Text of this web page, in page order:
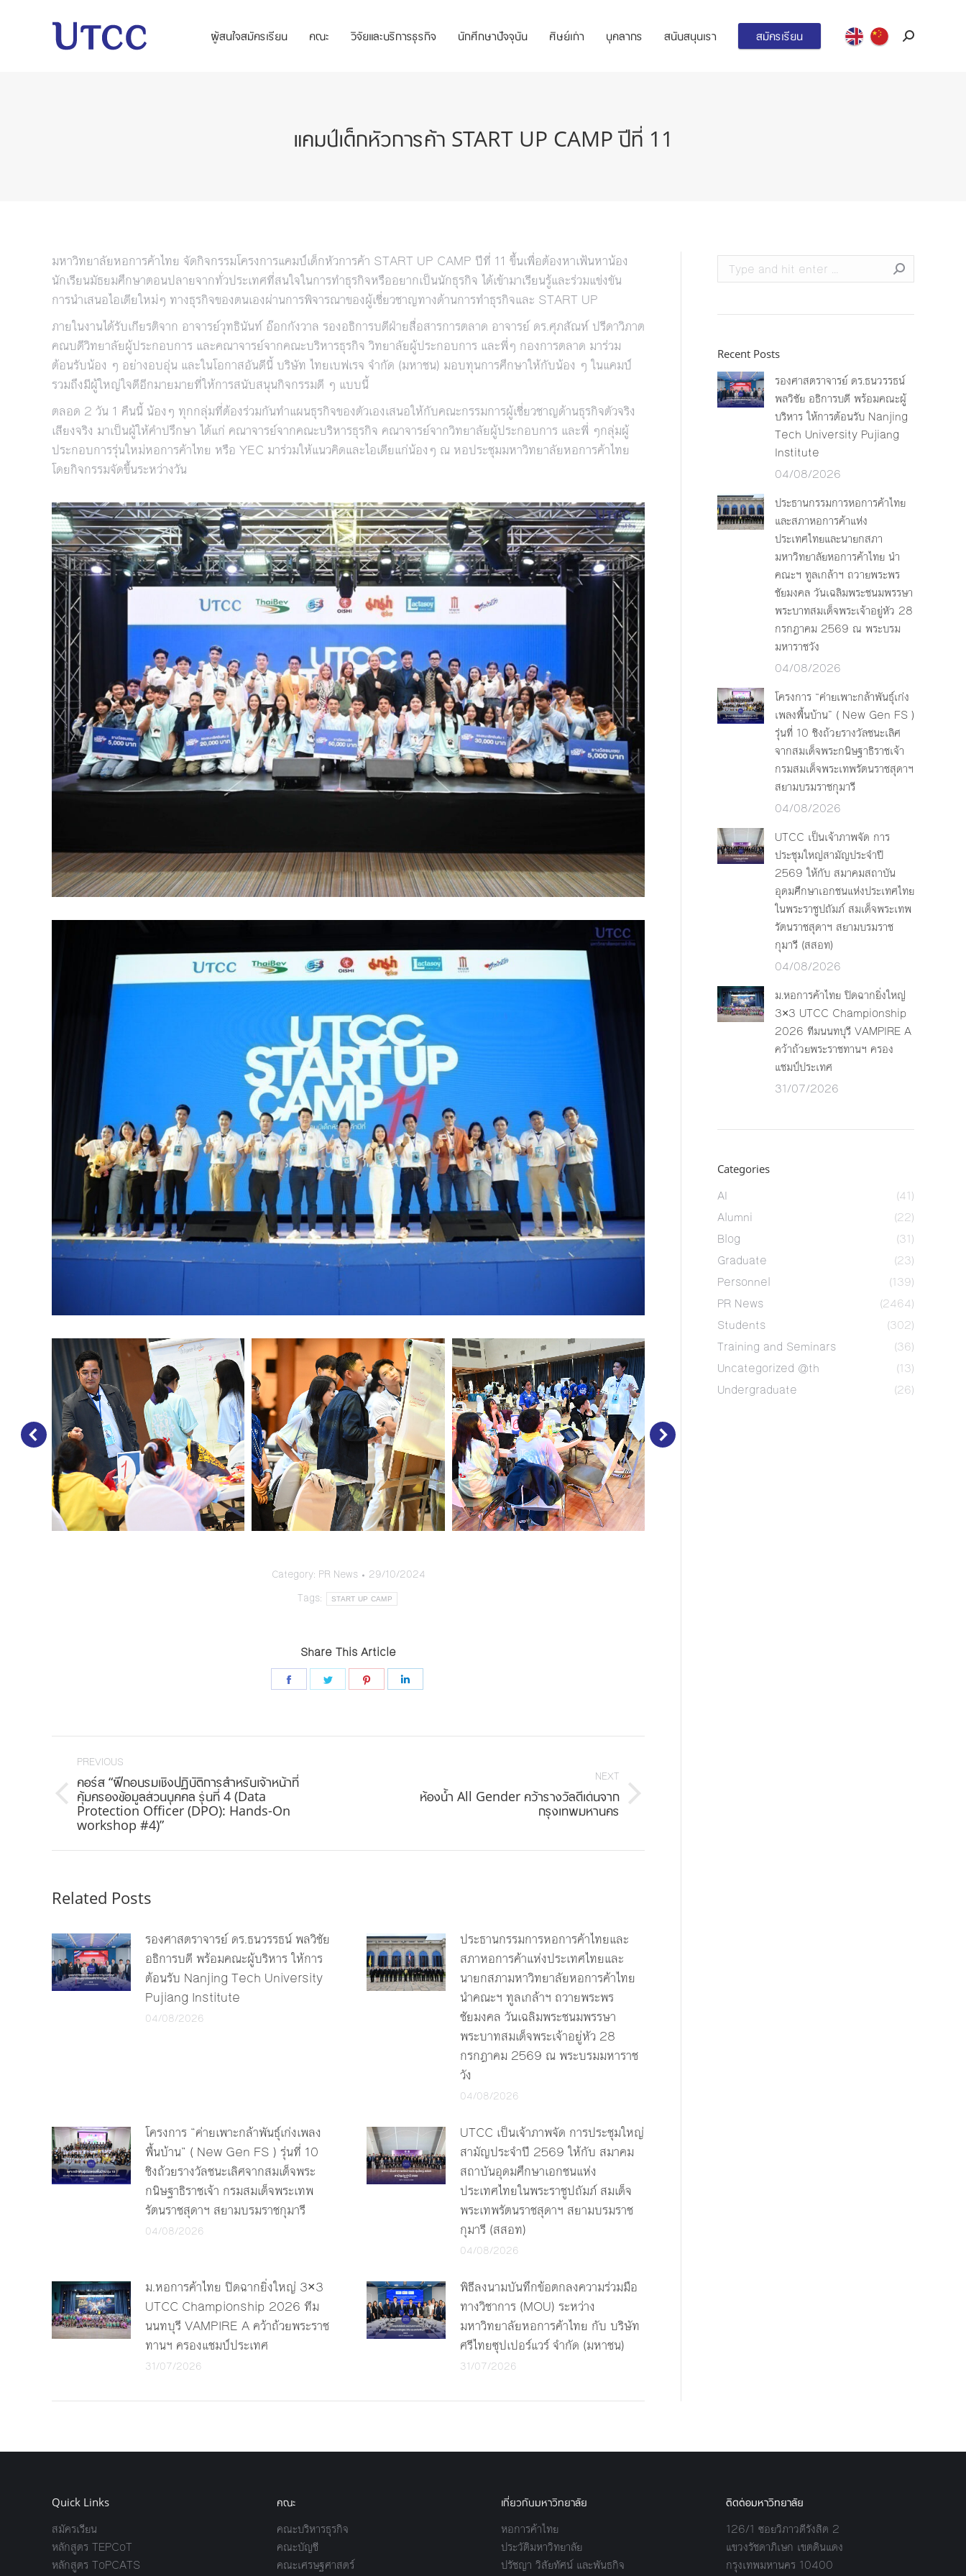
ผู้สนใจสมัครเรียน คณะ วิจัยและบริการธุรกิจ นักศึกษาปัจจุบัน ศิษย์เก่า บุคลากร สนับสนุนเรา สมัครเรียน Search:
แคมป์เด็กหัวการค้า START UP CAMP ปีที่ 11
มหาวิทยาลัยหอการค้าไทย จัดกิจกรรมโครงการแคมป์เด็กหัวการค้า START UP CAMP ปีที่ 11 ขึ้นเพื่อต้องหาเฟ้นหาน้อง
นักเรียนมัธยมศึกษาตอนปลายจากทั่วประเทศที่สนใจในการทำธุรกิจหรืออยากเป็นนักธุรกิจ ได้เข้ามาเรียนรู้และร่วมแข่งขัน
การนำเสนอไอเดียใหม่ๆ ทางธุรกิจของตนเองผ่านการพิจารณาของผู้เชี่ยวชาญทางด้านการทำธุรกิจและ START UP
ภายในงานได้รับเกียรติจาก อาจารย์วุทธินันท์ อ๊อกกังวาล รองอธิการบดีฝ่ายสื่อสารการตลาด อาจารย์ ดร.ศุภสัณห์ ปรีดาวิภาต
คณบดีวิทยาลัยผู้ประกอบการ และคณาจารย์จากคณะบริหารธุรกิจ วิทยาลัยผู้ประกอบการ และพี่ๆ กองการตลาด มาร่วม
ต้อนรับน้อง ๆ อย่างอบอุ่น และในโอกาสอันดีนี้ บริษัท ไทยเบฟเรจ จำกัด (มหาชน) มอบทุนการศึกษาให้กับน้อง ๆ ในแคมป์
รวมถึงมีผู้ใหญ่ใจดีอีกมายมายที่ให้การสนับสนุนกิจกรรมดี ๆ แบบนี้
ตลอด 2 วัน 1 คืนนี้ น้องๆ ทุกกลุ่มที่ต้องร่วมกันทำแผนธุรกิจของตัวเองเสนอให้กับคณะกรรมการผู้เชี่ยวชาญด้านธุรกิจตัวจริง
เสียงจริง มาเป็นผู้ให้คำปรึกษา ได้แก่ คณาจารย์จากคณะบริหารธุรกิจ คณาจารย์จากวิทยาลัยผู้ประกอบการ และพี่ ๆกลุ่มผู้
ประกอบการรุ่นใหม่หอการค้าไทย หรือ YEC มาร่วมให้แนวคิดและไอเดียแก่น้องๆ ณ หอประชุมมหาวิทยาลัยหอการค้าไทย
โดยกิจกรรมจัดขึ้นระหว่างวัน
Category: PR News
29/10/2024
Tags:
START UP CAMP
Share This Article
Share Share
Share
navigation
PREVIOUS
Previous
post:
คอร์ส “ฝึกอบรมเชิงปฎิบัติการสำหรับเจ้าหน้าที่
คุ้มครองข้อมูลส่วนบุคคล รุ่นที่ 4 (Data
Protection Officer (DPO): Hands-On
workshop #4)”
NEXT
ห้องน้ำ All Gender คว้ารางวัลดีเด่นจาก
กรุงเทพมหานคร
Related Posts
รองศาสตราจารย์ ดร.ธนวรรธน์ พลวิชัย
อธิการบดี พร้อมคณะผู้บริหาร ให้การ
ต้อนรับ Nanjing Tech University
Pujiang Institute
04/08/2026
ประธานกรรมการหอการค้าไทยและ
สภาหอการค้าแห่งประเทศไทยและ
นายกสภามหาวิทยาลัยหอการค้าไทย
นำคณะฯ ทูลเกล้าฯ ถวายพระพร
ชัยมงคล วันเฉลิมพระชนมพรรษา
พระบาทสมเด็จพระเจ้าอยู่หัว 28
กรกฎาคม 2569 ณ พระบรมมหาราช
วัง
04/08/2026
โครงการ “ค่ายเพาะกล้าพันธุ์เก่งเพลง
พื้นบ้าน” ( New Gen FS ) รุ่นที่ 10
ชิงถ้วยรางวัลชนะเลิศจากสมเด็จพระ
กนิษฐาธิราชเจ้า กรมสมเด็จพระเทพ
รัตนราชสุดาฯ สยามบรมราชกุมารี
04/08/2026
UTCC เป็นเจ้าภาพจัด การประชุมใหญ่
สามัญประจำปี 2569 ให้กับ สมาคม
สถาบันอุดมศึกษาเอกชนแห่ง
ประเทศไทยในพระราชูปถัมภ์ สมเด็จ
พระเทพรัตนราชสุดาฯ สยามบรมราช
กุมารี (สสอท)
04/08/2026
ม.หอการค้าไทย ปิดฉากยิ่งใหญ่ 3×3
UTCC Championship 2026 ทีม
นนทบุรี VAMPIRE A คว้าถ้วยพระราช
ทานฯ ครองแชมป์ประเทศ
31/07/2026
พิธีลงนามบันทึกข้อตกลงความร่วมมือ
ทางวิชาการ (MOU) ระหว่าง
มหาวิทยาลัยหอการค้าไทย กับ บริษัท
ศรีไทยซุปเปอร์แวร์ จำกัด (มหาชน)
31/07/2026
Search:
Recent Posts
รองศาสตราจารย์ ดร.ธนวรรธน์
พลวิชัย อธิการบดี พร้อมคณะผู้
บริหาร ให้การต้อนรับ Nanjing
Tech University Pujiang
Institute
04/08/2026
ประธานกรรมการหอการค้าไทย
และสภาหอการค้าแห่ง
ประเทศไทยและนายกสภา
มหาวิทยาลัยหอการค้าไทย นำ
คณะฯ ทูลเกล้าฯ ถวายพระพร
ชัยมงคล วันเฉลิมพระชนมพรรษา
พระบาทสมเด็จพระเจ้าอยู่หัว 28
กรกฎาคม 2569 ณ พระบรม
มหาราชวัง
04/08/2026
โครงการ “ค่ายเพาะกล้าพันธุ์เก่ง
เพลงพื้นบ้าน” ( New Gen FS )
รุ่นที่ 10 ชิงถ้วยรางวัลชนะเลิศ
จากสมเด็จพระกนิษฐาธิราชเจ้า
กรมสมเด็จพระเทพรัตนราชสุดาฯ
สยามบรมราชกุมารี
04/08/2026
UTCC เป็นเจ้าภาพจัด การ
ประชุมใหญ่สามัญประจำปี
2569 ให้กับ สมาคมสถาบัน
อุดมศึกษาเอกชนแห่งประเทศไทย
ในพระราชูปถัมภ์ สมเด็จพระเทพ
รัตนราชสุดาฯ สยามบรมราช
กุมารี (สสอท)
04/08/2026
ม.หอการค้าไทย ปิดฉากยิ่งใหญ่
3×3 UTCC Championship
2026 ทีมนนทบุรี VAMPIRE A
คว้าถ้วยพระราชทานฯ ครอง
แชมป์ประเทศ
31/07/2026
Categories
AI
(41)
Alumni
(22)
Blog
(31)
Graduate
(23)
Personnel
(139)
PR News
(2464)
Students
(302)
Training and Seminars
(36)
Uncategorized @th
(13)
Undergraduate
(26)
Quick Links
สมัครเรียน
หลักสูตร TEPCoT
หลักสูตร ToPCATS
คณะ
คณะบริหารธุรกิจ
คณะบัญชี
คณะเศรษฐศาสตร์
เกี่ยวกับมหาวิทยาลัย
หอการค้าไทย
ประวัติมหาวิทยาลัย
ปรัชญา วิสัยทัศน์ และพันธกิจ
ติดต่อมหาวิทยาลัย
126/1 ซอยวิภาวดีรังสิต 2
แขวงรัชดาภิเษก เขตดินแดง
กรุงเทพมหานคร 10400